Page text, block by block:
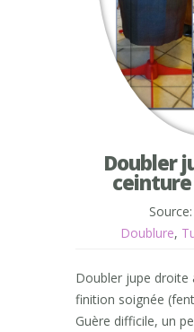
Doubler
Source:
Doublure,
Doubler jupe droite
finition soignée
Guère difficile, un